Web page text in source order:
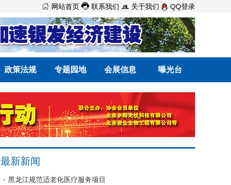
 网站首页  联系我们  关于我们 QQ登录
政策法规 专题园地 会展信息 曝光台
最新新闻
黑龙江规范适老化医疗服务项目